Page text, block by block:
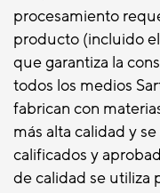
procesamiento
producto (incluido
que garantiza la
todos los medios
fabrican con
más alta calidad y
calificados y
de calidad se utiliza